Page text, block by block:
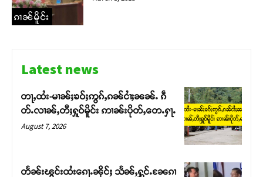
ၵၢၼ်မိူင်း
Latest news
တႃႇထႆး-မၢၼ်ႈၶဝ်ႈဢွၵ်ႇၵၼ်ငၢႆႈၼၼ်ႉ ၵဵ
တ်ႉလၢၼ်ႇတီႈႁူဝ်မိူင်း ဢၢၼ်းပိုတ်ႇတေႉႁႃႉ
August 7, 2026
တႅၼ်းၽွင်းထႆးၵေႃႉၼိုင်ႈ သႅၼ်ႇႁွင်ႉၼႄၵၢ